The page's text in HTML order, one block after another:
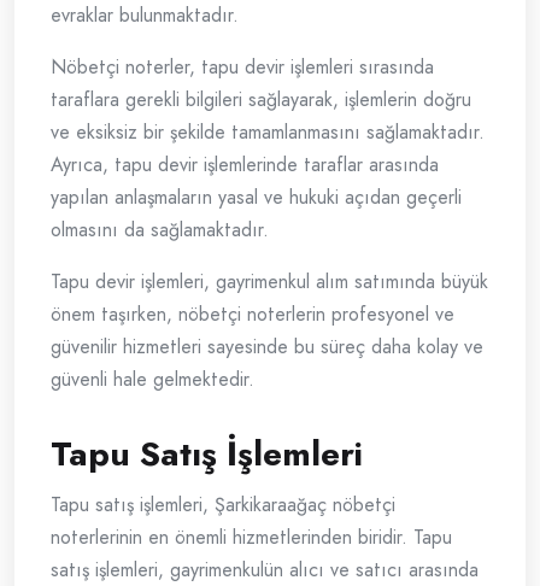
evraklar bulunmaktadır.
Nöbetçi noterler, tapu devir işlemleri sırasında
taraflara gerekli bilgileri sağlayarak, işlemlerin doğru
ve eksiksiz bir şekilde tamamlanmasını sağlamaktadır.
Ayrıca, tapu devir işlemlerinde taraflar arasında
yapılan anlaşmaların yasal ve hukuki açıdan geçerli
olmasını da sağlamaktadır.
Tapu devir işlemleri, gayrimenkul alım satımında büyük
önem taşırken, nöbetçi noterlerin profesyonel ve
güvenilir hizmetleri sayesinde bu süreç daha kolay ve
güvenli hale gelmektedir.
Tapu Satış İşlemleri
Tapu satış işlemleri, Şarkikaraağaç nöbetçi
noterlerinin en önemli hizmetlerinden biridir. Tapu
satış işlemleri, gayrimenkulün alıcı ve satıcı arasında